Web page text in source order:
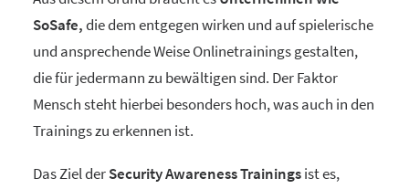
SoSafe,die dem entgegen wirken und auf spielerische
und ansprechende Weise Onlinetrainings gestalten,
die für jedermann zu bewältigen sind. Der Faktor
Mensch steht hierbei besonders hoch, was auch in den
Trainings zu erkennen ist.
Das Ziel derSecurity Awareness Trainingsist es,